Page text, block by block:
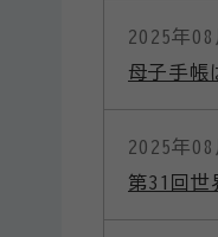
2025年08
母子手帳
2025年08
第31回世